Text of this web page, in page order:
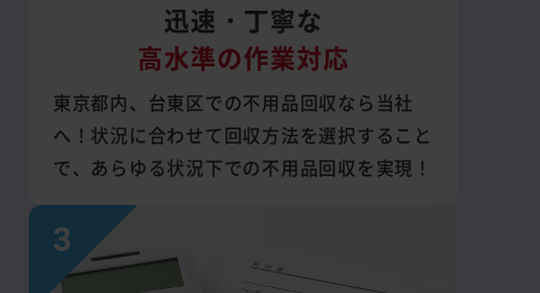
迅速・丁寧な
高水準の作業対応
東京都内、台東区での不用品回収なら当社
へ！状況に合わせて回収方法を選択すること
で、あらゆる状況下での不用品回収を実現！